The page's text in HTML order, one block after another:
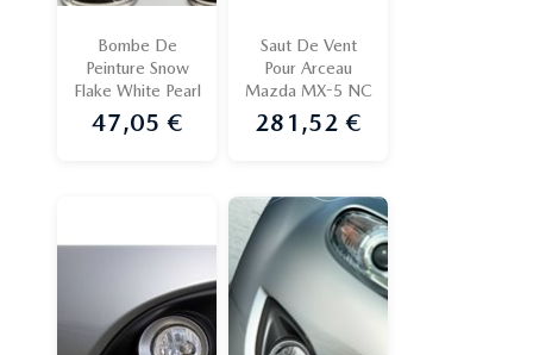
Bombe De
Peinture Snow
Flake White Pearl
Prix
47,05 €
Saut De Vent
Pour Arceau
Mazda MX-5 NC
Prix
281,52 €